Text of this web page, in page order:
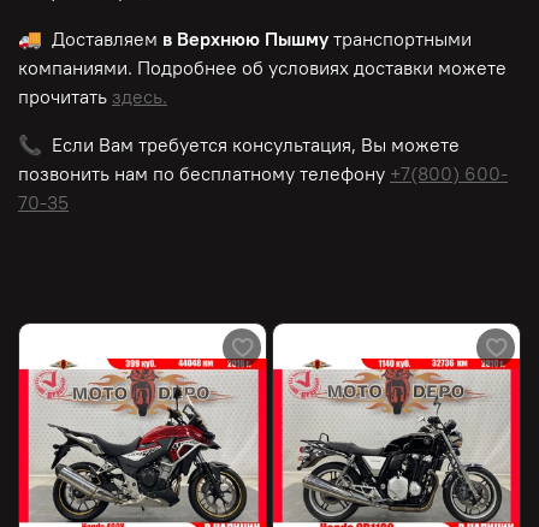
🚚 Доставляем в Верхнюю Пышму транспортными
компаниями. Подробнее об условиях доставки можете
прочитать здесь.
📞 Если Вам требуется консультация, Вы можете
позвонить нам по бесплатному телефону +7(800) 600-
70-35